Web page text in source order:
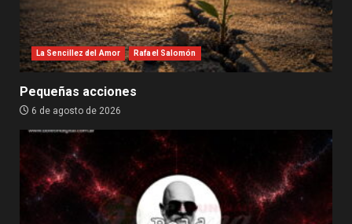
La Sencillez del Amor Rafael Salomón
Pequeñas acciones
6 de agosto de 2026